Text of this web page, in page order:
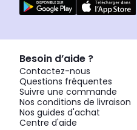
Besoin d’aide ?
Contactez-nous
Questions fréquentes
Suivre une commande
Nos conditions de livraison
Nos guides d'achat
Centre d'aide